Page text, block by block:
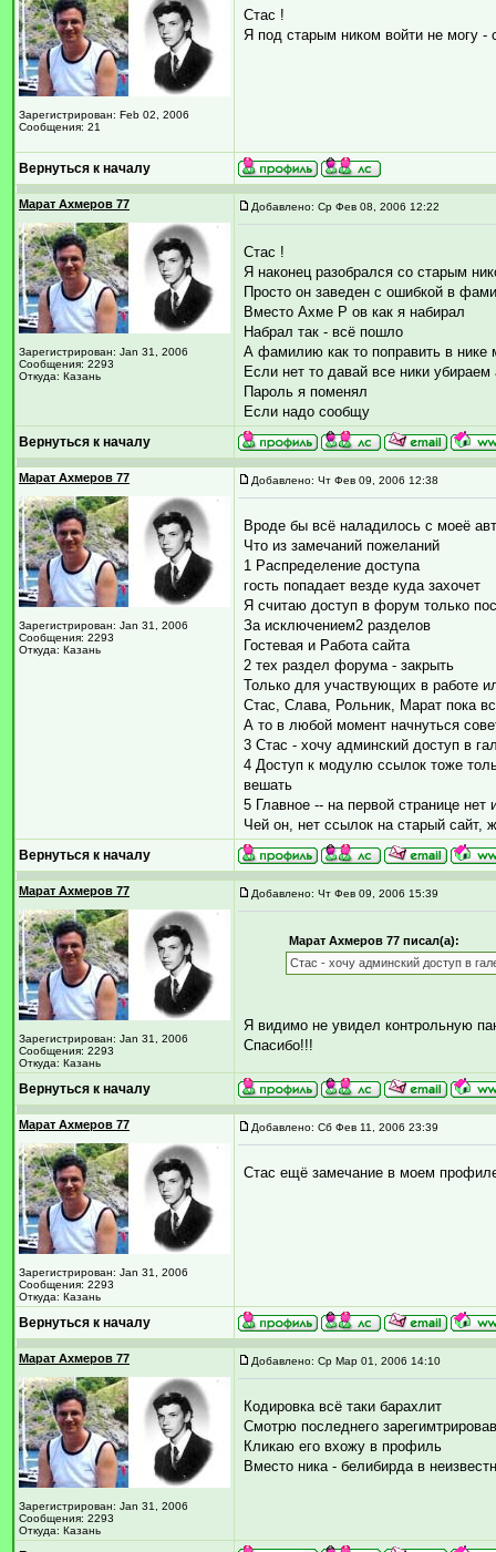
Зарегистрирован: Feb 02, 2006
Сообщения: 21
Стас !
Я под старым ником войти не могу -
Вернуться к началу
Марат Ахмеров 77
Зарегистрирован: Jan 31, 2006
Сообщения: 2293
Откуда: Казань
Добавлено: Ср Фев 08, 2006 12:22
Стас !
Я наконец разобрался со старым
Просто он заведен с ошибкой в
Вместо Ахме Р ов как я набирал
Набрал так - всё пошло
А фамилию как то поправить в нике
Если нет то давай все ники
Пароль я поменял
Если надо сообщу
Вернуться к началу
Марат Ахмеров 77
Зарегистрирован: Jan 31, 2006
Сообщения: 2293
Откуда: Казань
Добавлено: Чт Фев 09, 2006 12:38
Вроде бы всё наладилось с моеё
Что из замечаний пожеланий
1 Распределение доступа
гость попадает везде куда захочет
Я считаю доступ в форум только
За исключением2 разделов
Гостевая и Работа сайта
2 тех раздел форума - закрыть
Только для участвующих в работе
Стас, Слава, Рольник, Марат пока
А то в любой момент начнуться
3 Стас - хочу админский доступ в
4 Доступ к модулю ссылок тоже
вешать
5 Главное -- на первой странице нет
Чей он, нет ссылок на старый
Вернуться к началу
Марат Ахмеров 77
Зарегистрирован: Jan 31, 2006
Сообщения: 2293
Откуда: Казань
Добавлено: Чт Фев 09, 2006 15:39
Марат Ахмеров 77 писал(а):
Стас - хочу админский доступ в
Я видимо не увидел контрольную
Спасибо!!!
Вернуться к началу
Марат Ахмеров 77
Зарегистрирован: Jan 31, 2006
Сообщения: 2293
Откуда: Казань
Добавлено: Сб Фев 11, 2006 23:39
Стас ещё замечание в моем
Вернуться к началу
Марат Ахмеров 77
Зарегистрирован: Jan 31, 2006
Сообщения: 2293
Откуда: Казань
Добавлено: Ср Мар 01, 2006 14:10
Кодировка всё таки барахлит
Смотрю последнего
Кликаю его вхожу в профиль
Вместо ника - белибирда в